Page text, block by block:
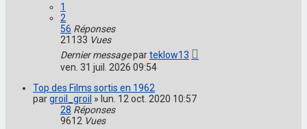
1
2
56 Réponses
21133 Vues
Dernier messageparteklow13
ven. 31 juil. 2026 09:54
Top des Films sortis en 1962
pargroil_groil » lun. 12 oct. 2020 10:57
28 Réponses
9612 Vues